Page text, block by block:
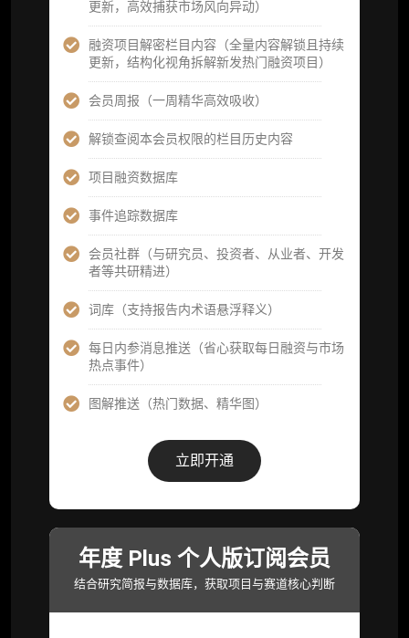
更新，高效捕获市场风向异动）
融资项目解密栏目内容（全量内容解锁且持续
更新，结构化视角拆解新发热门融资项目）
会员周报（一周精华高效吸收）
解锁查阅本会员权限的栏目历史内容
项目融资数据库
事件追踪数据库
会员社群（与研究员、投资者、从业者、开发
者等共研精进）
词库（支持报告内术语悬浮释义）
每日内参消息推送（省心获取每日融资与市场
热点事件）
图解推送（热门数据、精华图）
立即开通
年度 Plus 个人版订阅会员
结合研究简报与数据库，获取项目与赛道核心判断
重点研究方向前瞻栏目（获取重点赛道、项目
及研究方向预告，提前了解核心观察变量与后
续研究计划）
提前获取研报权（ 3 次，官方发布研报预告后
可根据请求领先市场以提前解锁）
分析师 1 对 1 沟通（1 小时，话题需审核）
分析师专属答疑服务（3 次提问，话题需审
淀内容）​
研精进）
可下载报告 PDF 版（12 次/年）
供，2次/年)
列研报全量解锁且每周上新，研究版图已覆盖
80+ 赛道分支，并重点追踪链上金融、支付体
系等核心基础设施与应用演化，一体化呈现
研究简报栏目内容（内容依托于研报，快速获
取研究对象核心判断）
市场脉搏分析、融资项目解密栏目内容（持续